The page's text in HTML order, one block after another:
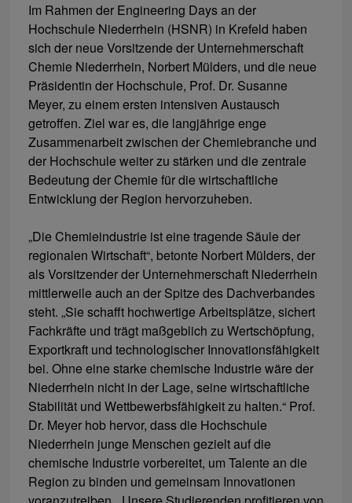
Im Rahmen der Engineering Days an der
Hochschule Niederrhein (HSNR) in Krefeld haben
sich der neue Vorsitzende der Unternehmerschaft
Chemie Niederrhein, Norbert Mülders, und die neue
Präsidentin der Hochschule, Prof. Dr. Susanne
Meyer, zu einem ersten intensiven Austausch
getroffen. Ziel war es, die langjährige enge
Zusammenarbeit zwischen der Chemiebranche und
der Hochschule weiter zu stärken und die zentrale
Bedeutung der Chemie für die wirtschaftliche
Entwicklung der Region hervorzuheben.
„Die Chemieindustrie ist eine tragende Säule der
regionalen Wirtschaft“, betonte Norbert Mülders, der
als Vorsitzender der Unternehmerschaft Niederrhein
mittlerweile auch an der Spitze des Dachverbandes
steht. „Sie schafft hochwertige Arbeitsplätze, sichert
Fachkräfte und trägt maßgeblich zu Wertschöpfung,
Exportkraft und technologischer Innovationsfähigkeit
bei. Ohne eine starke chemische Industrie wäre der
Niederrhein nicht in der Lage, seine wirtschaftliche
Stabilität und Wettbewerbsfähigkeit zu halten.“ Prof.
Dr. Meyer hob hervor, dass die Hochschule
Niederrhein junge Menschen gezielt auf die
chemische Industrie vorbereitet, um Talente an die
Region zu binden und gemeinsam Innovationen